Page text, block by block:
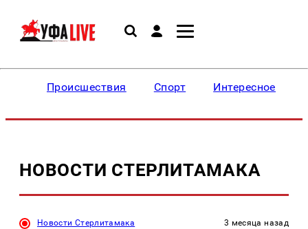
Происшествия Спорт Интересное
НОВОСТИ СТЕРЛИТАМАКА
Новости Стерлитамака 3 месяца назад